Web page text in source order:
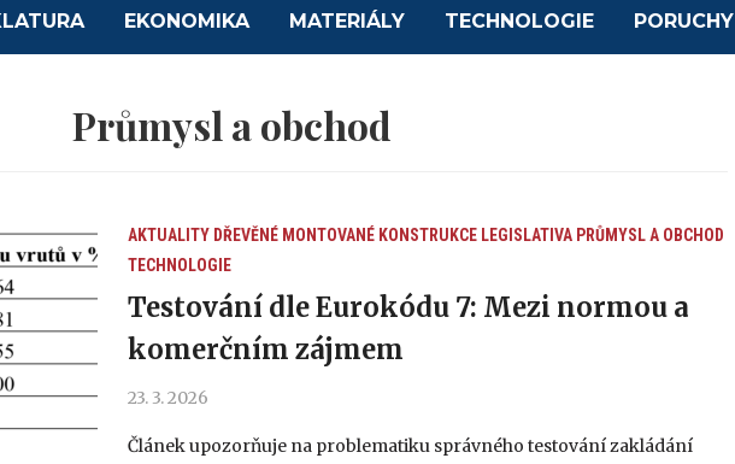
EKONOMIKA MATERIÁLY TECHNOLOGIE PORUCHY
Průmysl a obchod
AKTUALITY DŘEVĚNÉ MONTOVANÉ KONSTRUKCE LEGISLATIVA PRŮMYSL A OBCHOD
TECHNOLOGIE
Testování dle Eurokódu 7: Mezi normou a
komerčním zájmem
23. 3. 2026
Článek upozorňuje na problematiku správného testování zakládání